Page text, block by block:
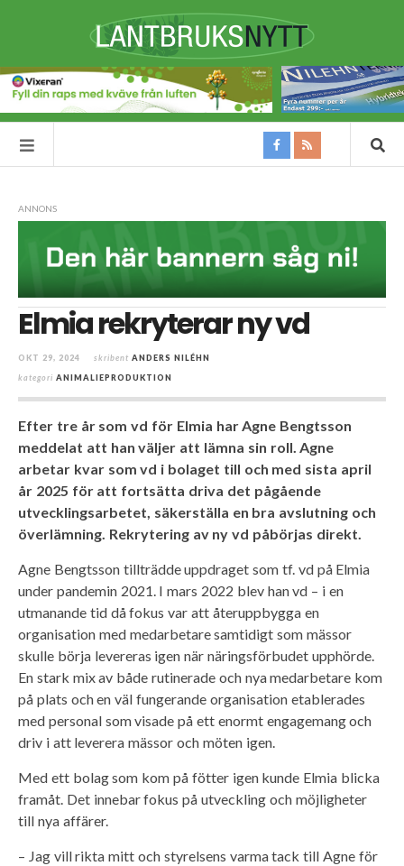
ANNONS
Elmia rekryterar ny vd
OKT 29, 2024 skribent ANDERS NILÉHN
kategori ANIMALIEPRODUKTION
Efter tre år som vd för Elmia har Agne Bengtsson
meddelat att han väljer att lämna sin roll. Agne
arbetar kvar som vd i bolaget till och med sista april
år 2025 för att fortsätta driva det pågående
utvecklingsarbetet, säkerställa en bra avslutning och
överlämning. Rekrytering av ny vd påbörjas direkt.
Agne Bengtsson tillträdde uppdraget som tf. vd på Elmia
under pandemin 2021. I mars 2022 blev han vd – i en
utmanande tid då fokus var att återuppbygga en
organisation med medarbetare samtidigt som mässor
skulle börja levereras igen när näringsförbudet upphörde.
En stark mix av både rutinerade och nya medarbetare kom
på plats och en väl fungerande organisation etablerades
med personal som visade på ett enormt engagemang och
driv i att leverera mässor och möten igen.
Med ett bolag som kom på fötter igen kunde Elmia blicka
framåt. Det innebar fokus på utveckling och möjligheter
till nya affärer.
– Jag vill rikta mitt och styrelsens varma tack till Agne för